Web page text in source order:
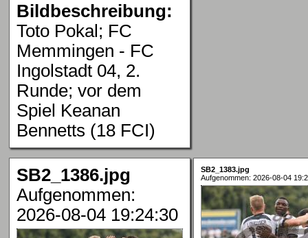
Bildbeschreibung:
Toto Pokal; FC
Memmingen - FC
Ingolstadt 04, 2.
Runde; vor dem
Spiel Keanan
Bennetts (18 FCI)
SB2_1386.jpg
Aufgenommen:
2026-08-04 19:24:30
SB2_1383.jpg
Aufgenommen: 2026-08-04